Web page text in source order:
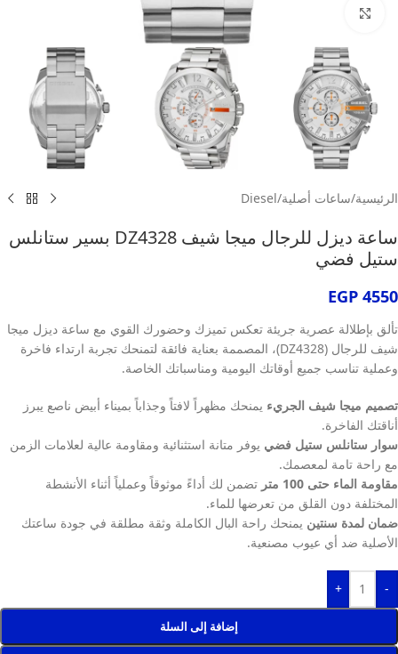
الرئيسية/ساعات أصلية/
Diesel
ساعة ديزل للرجال ميجا شيف DZ4328 بسير ستانلس
ستيل فضي
EGP 4550
تألق بإطلالة عصرية جريئة تعكس تميزك وحضورك القوي مع ساعة ديزل ميجا
شيف للرجال (DZ4328)، المصممة بعناية فائقة لتمنحك تجربة ارتداء فاخرة
وعملية تناسب جميع أوقاتك اليومية ومناسباتك الخاصة.
تصميم ميجا شيف الجريء يمنحك مظهراً لافتاً وجذاباً بميناء أبيض ناصع يبرز
أناقتك الفاخرة.
سوار ستانلس ستيل فضي يوفر متانة استثنائية ومقاومة عالية لعلامات الزمن
مع راحة تامة لمعصمك.
مقاومة الماء حتى 100 متر
تضمن لك أداءً موثوقاً وعملياً أثناء الأنشطة
المختلفة دون القلق من تعرضها للماء.
ضمان لمدة سنتين يمنحك راحة البال الكاملة وثقة مطلقة في جودة ساعتك
الأصلية ضد أي عيوب مصنعية.
-
+
إضافة إلى السلة